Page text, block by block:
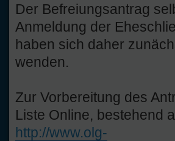
Der Befreiungsantrag
Anmeldung der
haben sich daher
wenden.
Zur Vorbereitung des
Liste Online, bestehend
http://www.olg-